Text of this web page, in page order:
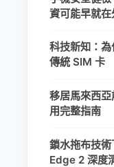
資可能早就在
科技新知：
傳統 SIM 卡
移居馬來西
用完整指南
鎖水拖布技
Edge 2 深度